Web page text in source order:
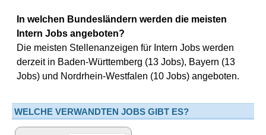
In welchen Bundesländern werden die meisten
Intern Jobs angeboten?
Die meisten Stellenanzeigen für Intern Jobs werden
derzeit in Baden-Württemberg (13 Jobs), Bayern (13
Jobs) und Nordrhein-Westfalen (10 Jobs) angeboten.
WELCHE VERWANDTEN JOBS GIBT ES?